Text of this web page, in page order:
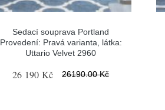
Sedací souprava Portland
Provedení: Pravá varianta, látka:
Uttario Velvet 2960
26 190 Kč 26190.00 Kč